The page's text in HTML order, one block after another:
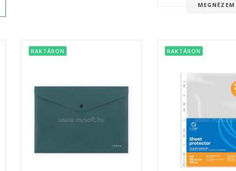
MEGNÉZEM
RAKTÁRON RAKTÁRON